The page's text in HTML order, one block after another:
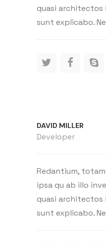
quasi
sunt explicabo.
DAVID MILLER
Developer
Redantium,
ipsa qu ab illo
quasi
sunt explicabo.